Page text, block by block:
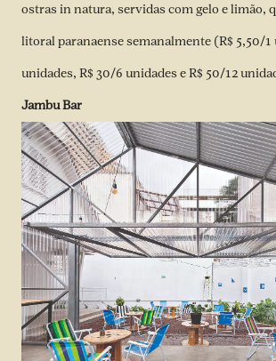
ostras in natura, servidas com gelo e limão,
litoral paranaense semanalmente (R$ 5,50/1
unidades, R$ 30/6 unidades e R$ 50/12
Jambu Bar